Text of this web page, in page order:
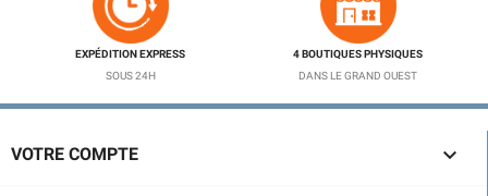
EXPÉDITION EXPRESS
SOUS 24H
4 BOUTIQUES PHYSIQUES
DANS LE GRAND OUEST
VOTRE COMPTE 